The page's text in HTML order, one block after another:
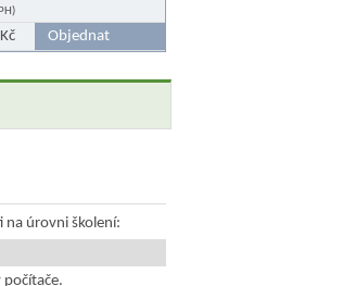
Objednat
na úrovni školení:
počítače.